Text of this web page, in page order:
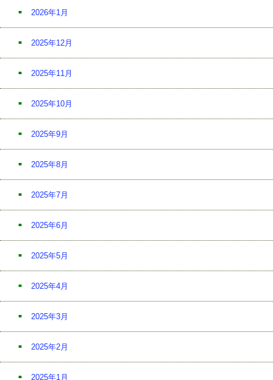
2026年1月
2025年12月
2025年11月
2025年10月
2025年9月
2025年8月
2025年7月
2025年6月
2025年5月
2025年4月
2025年3月
2025年2月
2025年1月